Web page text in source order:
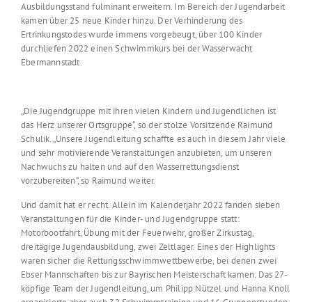
Ausbildungsstand fulminant erweitern. Im Bereich der Jugendarbeit
kamen über 25 neue Kinder hinzu. Der Verhinderung des
Ertrinkungstodes wurde immens vorgebeugt, über 100 Kinder
durchliefen 2022 einen Schwimmkurs bei der Wasserwacht
Ebermannstadt.
„Die Jugendgruppe mit ihren vielen Kindern und Jugendlichen ist
das Herz unserer Ortsgruppe“, so der stolze Vorsitzende Raimund
Schulik. „Unsere Jugendleitung schaffte es auch in diesem Jahr viele
und sehr motivierende Veranstaltungen anzubieten, um unseren
Nachwuchs zu halten und auf den Wasserrettungsdienst
vorzubereiten“, so Raimund weiter.
Und damit hat er recht. Allein im Kalenderjahr 2022 fanden sieben
Veranstaltungen für die Kinder- und Jugendgruppe statt:
Motorbootfahrt, Übung mit der Feuerwehr, großer Zirkustag,
dreitägige Jugendausbildung, zwei Zeltlager. Eines der Highlights
waren sicher die Rettungsschwimmwettbewerbe, bei denen zwei
Ebser Mannschaften bis zur Bayrischen Meisterschaft kamen. Das 27-
köpfige Team der Jugendleitung, um Philipp Nützel und Hanna Knoll